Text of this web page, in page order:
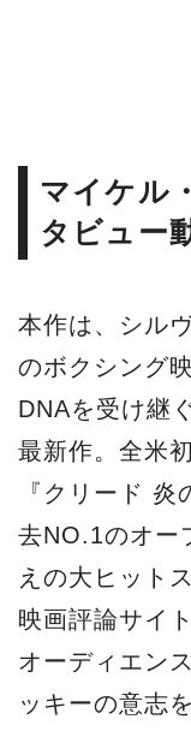
マイケル
タビュー
本作は、シル
のボクシング
DNAを受け継
最新作。全米
『クリード
去NO.1のオー
えの⼤ヒット
映画評論サイ
オーディエン
ッキーの意志